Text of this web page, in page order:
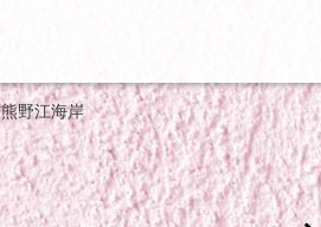
熊野江海岸